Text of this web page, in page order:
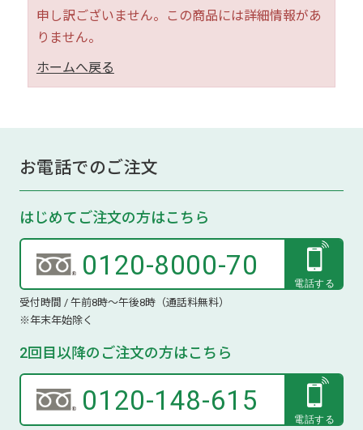
申し訳ございません。この商品には詳細情報があ
りません。
ホームへ戻る
お電話でのご注文
はじめてご注文の方はこちら
0120-8000-70
受付時間 / 午前8時～午後8時（通話料無料）
※年末年始除く
2回目以降のご注文の方はこちら
0120-148-615